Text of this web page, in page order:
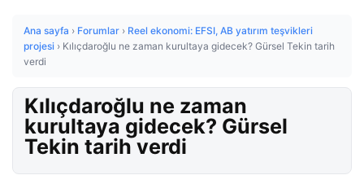
Ana sayfa › Forumlar › Reel ekonomi: EFSI, AB yatırım teşvikleri
projesi › Kılıçdaroğlu ne zaman kurultaya gidecek? Gürsel Tekin tarih
verdi
Kılıçdaroğlu ne zaman
kurultaya gidecek? Gürsel
Tekin tarih verdi